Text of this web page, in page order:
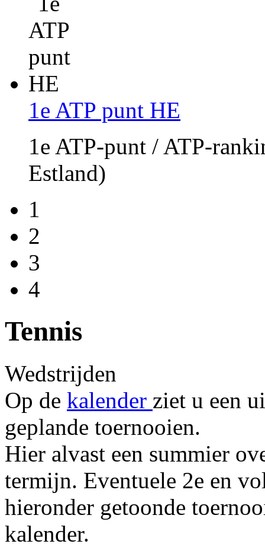
1e ATP punt HE
1e ATP-punt / ATP-
Estland)
1
2
3
4
Tennis
Wedstrijden
Op de kalender ziet u een
geplande toernooien.
Hier alvast een summier
termijn. Eventuele 2e en
hieronder getoonde
kalender.